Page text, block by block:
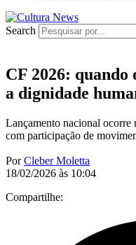
Search
CF 2026: quando
a dignidade
Lançamento nacional ocorre
com participação de
PorCleber Moletta
18/02/2026 às 10:04
Compartilhe: